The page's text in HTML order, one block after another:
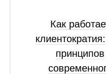
Как
принципов